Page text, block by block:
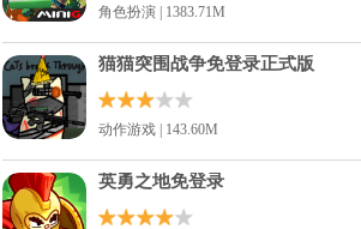
角色扮演 | 1383.71M
猫猫突围战争免登录正式版
动作游戏 | 143.60M
英勇之地免登录